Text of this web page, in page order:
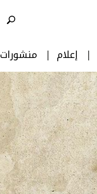
إعلام منشورات